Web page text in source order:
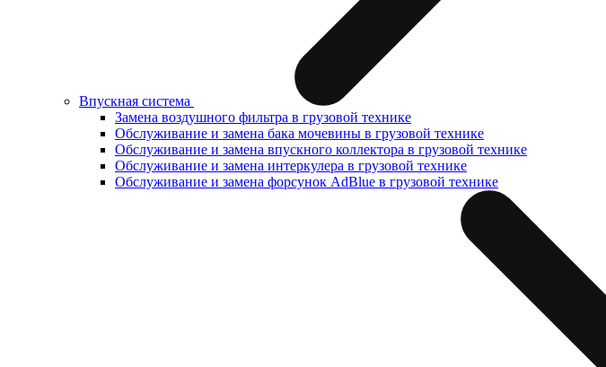
Впускная система
Замена воздушного фильтра в грузовой технике
Обслуживание и замена бака мочевины в грузовой технике
Обслуживание и замена впускного коллектора в грузовой технике
Обслуживание и замена интеркулера в грузовой технике
Обслуживание и замена форсунок AdBlue в грузовой технике